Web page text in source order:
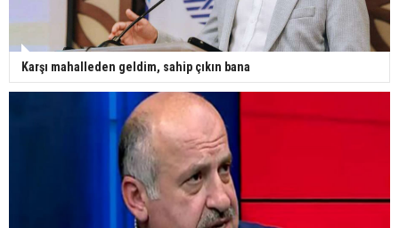
Karşı mahalleden geldim, sahip çıkın bana